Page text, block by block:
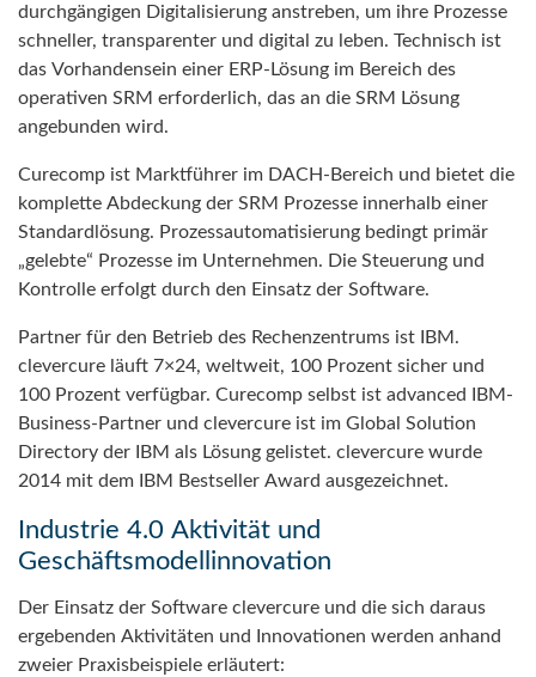
durchgängigen Digitalisierung anstreben, um ihre Prozesse
schneller, transparenter und digital zu leben. Technisch ist
das Vorhandensein einer ERP-Lösung im Bereich des
operativen SRM erforderlich, das an die SRM Lösung
angebunden wird.
Curecomp ist Marktführer im DACH-Bereich und bietet die
komplette Abdeckung der SRM Prozesse innerhalb einer
Standardlösung. Prozessautomatisierung bedingt primär
„gelebte“ Prozesse im Unternehmen. Die Steuerung und
Kontrolle erfolgt durch den Einsatz der Software.
Partner für den Betrieb des Rechenzentrums ist IBM.
clevercure läuft 7×24, weltweit, 100 Prozent sicher und
100 Prozent verfügbar. Curecomp selbst ist advanced IBM-
Business-Partner und clevercure ist im Global Solution
Directory der IBM als Lösung gelistet. clevercure wurde
2014 mit dem IBM Bestseller Award ausgezeichnet.
Industrie 4.0 Aktivität und
Geschäftsmodellinnovation
Der Einsatz der Software clevercure und die sich daraus
ergebenden Aktivitäten und Innovationen werden anhand
zweier Praxisbeispiele erläutert: